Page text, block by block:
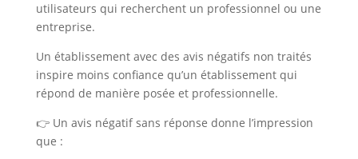
utilisateurs qui recherchent un professionnel ou une
entreprise.
Un établissement avec des avis négatifs non traités
inspire moins confiance qu’un établissement qui
répond de manière posée et professionnelle.
👉 Un avis négatif sans réponse donne l’impression
que :